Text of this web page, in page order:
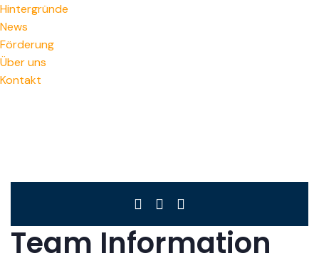
Hintergründe
News
Förderung
Über uns
Kontakt
Team Information